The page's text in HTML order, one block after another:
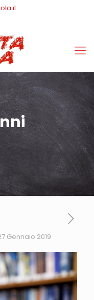
Gennaio 2019